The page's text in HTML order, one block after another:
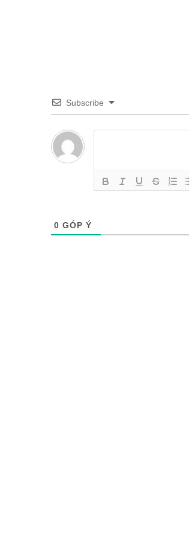
Subscribe
0 GÓP Ý